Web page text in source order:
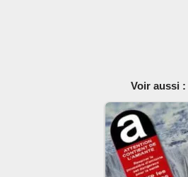
Voir aussi :